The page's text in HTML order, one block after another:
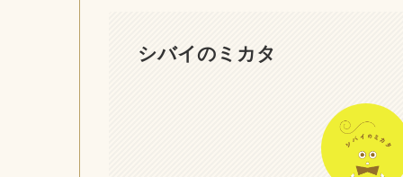
シバイのミカタ